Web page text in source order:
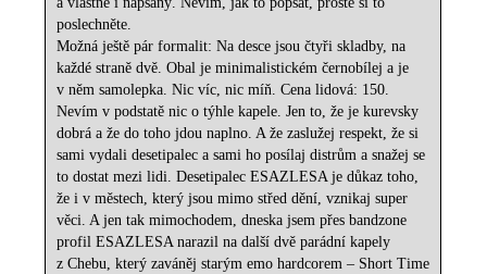
poslechněte.
Možná ještě pár formalit: Na desce jsou čtyři skladby, na
každé straně dvě. Obal je minimalistickém černobílej a je
v něm samolepka. Nic víc, nic míň. Cena lidová: 150.
Nevím v podstatě nic o týhle kapele. Jen to, že je kurevsky
dobrá a že do toho jdou naplno. A že zaslužej respekt, že si
sami vydali desetipalec a sami ho posílaj distrům a snažej se
to dostat mezi lidi. Desetipalec ESAZLESA je důkaz toho,
že i v městech, který jsou mimo střed dění, vznikaj super
věci. A jen tak mimochodem, dneska jsem přes bandzone
profil ESAZLESA narazil na další dvě parádní kapely
z Chebu, který zaváněj starým emo hardcorem – Short Time